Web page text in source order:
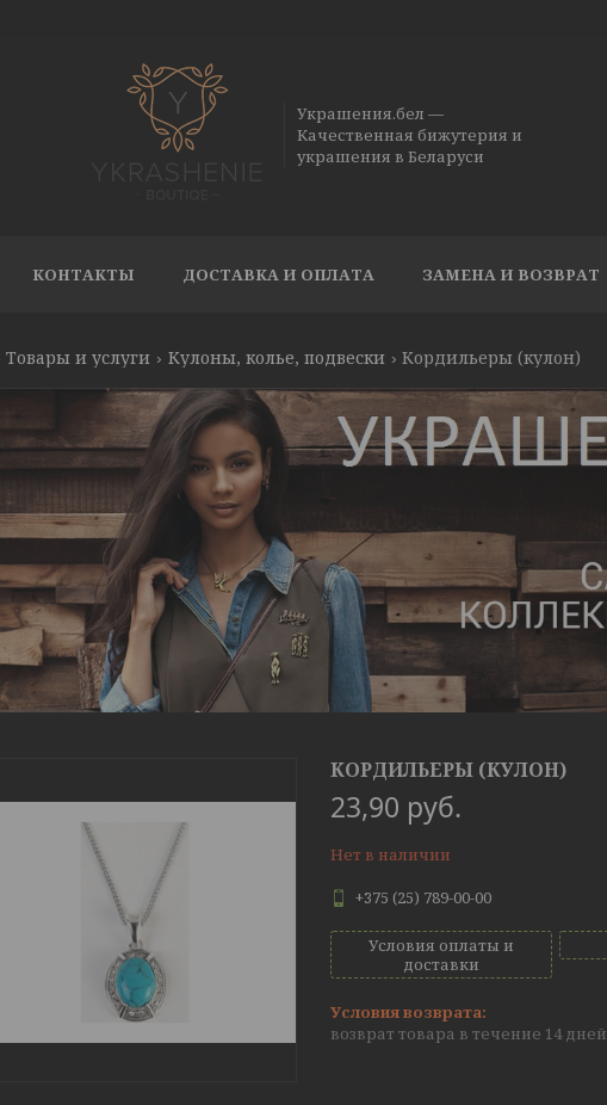
Украшения.бел —
Качественная бижутерия и
украшения в Беларуси
КОНТАКТЫ ДОСТАВКА И ОПЛАТА ЗАМЕНА И ВОЗВРАТ
Товары и услуги Кулоны, колье, подвески Кордильеры (кулон)
КОРДИЛЬЕРЫ (КУЛОН)
23,90 руб.
Нет в наличии
+375 (25) 789-00-00
Условия оплаты и
доставки
возврат товара в течение 14 дней